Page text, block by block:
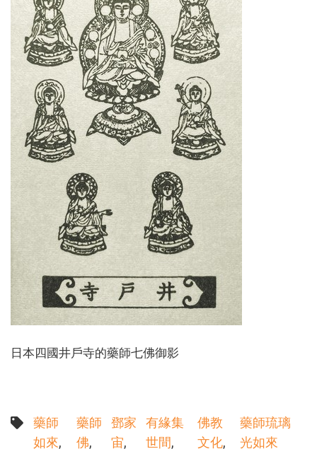
日本四國井戶寺的藥師七佛御影
藥師
如來
藥師
佛
鄧家
宙
有緣集
世間
佛教
文化
藥師琉璃
光如來